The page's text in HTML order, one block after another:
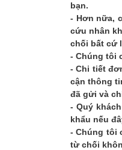
bạn.
- Hơn nữa,
cứu nhân
chối bất cứ
- Chúng tôi
- Chi tiết
cận thông
đã gửi và
- Quý
khẩu nếu
- Chúng tôi
từ chối